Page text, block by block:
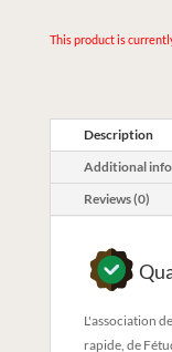
This product is
Description
Additional
Reviews (0)
L'association
rapide, de